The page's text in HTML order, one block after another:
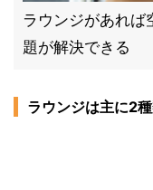
ラウンジがあれ
題が解決できる
ラウンジは主に2